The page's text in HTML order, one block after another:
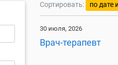
Сортировать: по дате
30 июля, 2026
Врач-терапевт